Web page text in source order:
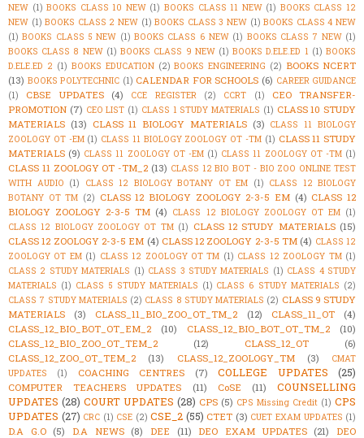
NEW (1) BOOKS CLASS 10 NEW (1) BOOKS CLASS 11 NEW (1) BOOKS CLASS 12
NEW (1) BOOKS CLASS 2 NEW (1) BOOKS CLASS 3 NEW (1) BOOKS CLASS 4 NEW
(1) BOOKS CLASS 5 NEW (1) BOOKS CLASS 6 NEW (1) BOOKS CLASS 7 NEW (1)
BOOKS CLASS 8 NEW (1) BOOKS CLASS 9 NEW (1) BOOKS D.ELE.ED 1 (1) BOOKS
D.ELE.ED 2 (1) BOOKS EDUCATION (2) BOOKS ENGINEERING (2) BOOKS NCERT
(13) BOOKS POLYTECHNIC (1) CALENDAR FOR SCHOOLS (6) CAREER GUIDANCE
(1)
CBSE UPDATES (4) CCE REGISTER (2) CCRT (1)
CEO TRANSFER-
PROMOTION (7) CEO LIST (1) CLASS 1 STUDY MATERIALS (1) CLASS 10 STUDY
MATERIALS (13) CLASS 11 BIOLOGY MATERIALS (3) CLASS 11 BIOLOGY
ZOOLOGY OT -EM (1) CLASS 11 BIOLOGY ZOOLOGY OT -TM (1) CLASS 11 STUDY
MATERIALS (9) CLASS 11 ZOOLOGY OT -EM (1) CLASS 11 ZOOLOGY OT -TM (1)
CLASS 11 ZOOLOGY OT -TM_2 (13) CLASS 12 BIO BOT - BIO ZOO ONLINE TEST
WITH AUDIO (1) CLASS 12 BIOLOGY BOTANY OT EM (1) CLASS 12 BIOLOGY
BOTANY OT TM (2) CLASS 12 BIOLOGY ZOOLOGY 2-3-5 EM (4) CLASS 12
BIOLOGY ZOOLOGY 2-3-5 TM (4) CLASS 12 BIOLOGY ZOOLOGY OT EM (1)
CLASS 12 BIOLOGY ZOOLOGY OT TM (1) CLASS 12 STUDY MATERIALS (15)
CLASS 12 ZOOLOGY 2-3-5 EM (4) CLASS 12 ZOOLOGY 2-3-5 TM (4) CLASS 12
ZOOLOGY OT EM (1) CLASS 12 ZOOLOGY OT TM (1) CLASS 12 ZOOLOGY TM (1)
CLASS 2 STUDY MATERIALS (1) CLASS 3 STUDY MATERIALS (1) CLASS 4 STUDY
MATERIALS (1) CLASS 5 STUDY MATERIALS (1) CLASS 6 STUDY MATERIALS (2)
CLASS 7 STUDY MATERIALS (2) CLASS 8 STUDY MATERIALS (2) CLASS 9 STUDY
MATERIALS
(3) CLASS_11_BIO_ZOO_OT_TM_2 (12) CLASS_11_OT
(4)
CLASS_12_BIO_BOT_OT_EM_2
(10) CLASS_12_BIO_BOT_OT_TM_2
(10)
CLASS_12_BIO_ZOO_OT_TEM_2
(12) CLASS_12_OT
(6)
CLASS_12_ZOO_OT_TEM_2
(13) CLASS_12_ZOOLOGY_TM (3)
CMAT
UPDATES
(1) COACHING CENTRES (7) COLLEGE UPDATES (25)
COMPUTER TEACHERS UPDATES (11) CoSE (11)
COUNSELLING
UPDATES (28) COURT UPDATES (28) CPS (5) CPS Missing Credit (1) CPS
UPDATES (27) CRC (1) CSE (2) CSE_2 (55) CTET (3) CUET EXAM UPDATES (1)
D.A G.O (5) D.A NEWS (8) DEE (11) DEO EXAM UPDATES (21)
DEO